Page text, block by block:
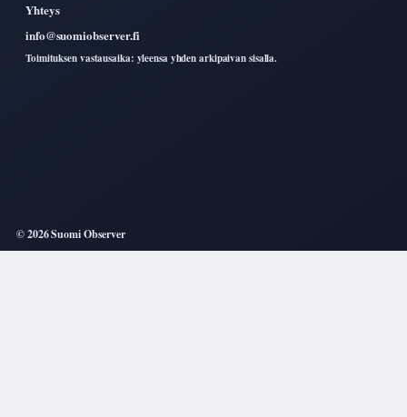
Yhteys
info@suomiobserver.fi
Toimituksen vastausaika: yleensa yhden arkipaivan sisalla.
© 2026 Suomi Observer